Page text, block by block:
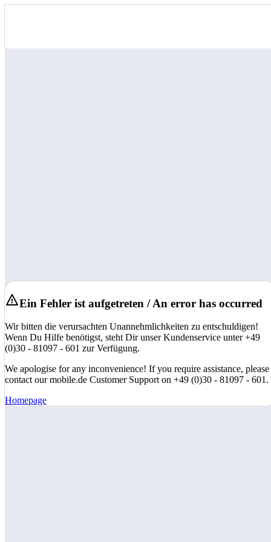
Ein Fehler ist aufgetreten / An error has occurred
Wir bitten die verursachten Unannehmlichkeiten zu entschuldigen!
Wenn Du Hilfe benötigst, steht Dir unser Kundenservice unter +49
(0)30 - 81097 - 601 zur Verfügung.
We apologise for any inconvenience! If you require assistance, please
contact our mobile.de Customer Support on +49 (0)30 - 81097 - 601.
Homepage